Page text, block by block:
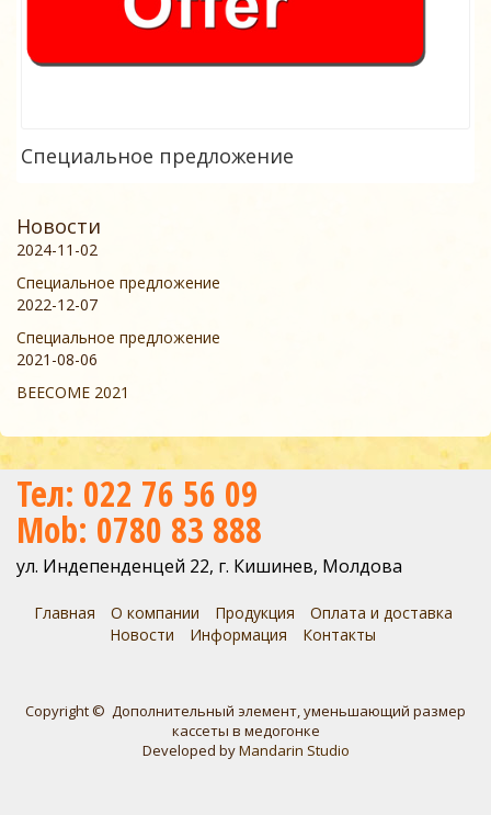
Специальное предложение
Новости
2024-11-02
Специальное предложение
2022-12-07
Специальное предложение
2021-08-06
BEECOME 2021
Тел: 022 76 56 09
Mob: 0780 83 888
ул. Индепенденцей 22, г. Кишинев, Молдова
Главная О компании Продукция
Оплата и доставка
Новости
Информация Контакты
Copyright © Дополнительный элемент, уменьшающий размер
кассеты в медогонке
Developed byMandarin Studio